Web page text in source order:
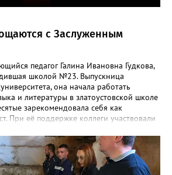
с Заслуженным
педагог Галина Ивановна Гудкова,
школой №23. Выпускница
она начала работать
и литературы в златоустовской школе
зарекомендовала себя как
При её поддержке коллеги участвовали
руководству в школе сформировался
коллектив, объединённый общими
к своему делу. Для многих Галина
не только талантливым